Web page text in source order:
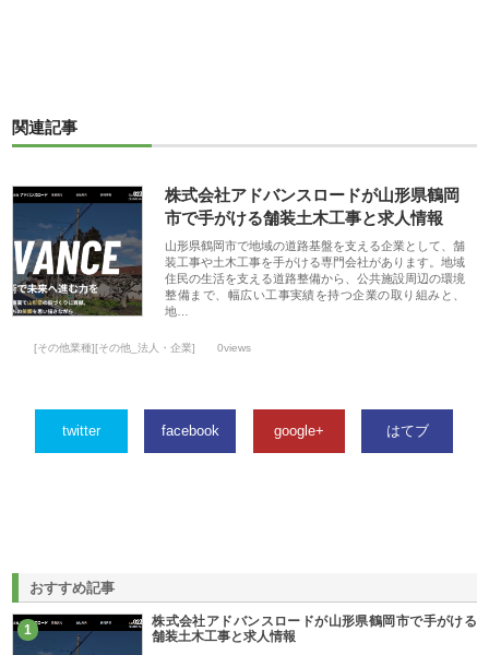
関連記事
株式会社アドバンスロードが山形県鶴岡
市で手がける舗装土木工事と求人情報
山形県鶴岡市で地域の道路基盤を支える企業として、舗
装工事や土木工事を手がける専門会社があります。地域
住民の生活を支える道路整備から、公共施設周辺の環境
整備まで、幅広い工事実績を持つ企業の取り組みと、
地…
[その他業種][その他_法人・企業] 0views
twitter facebook google+ はてブ
おすすめ記事
1
株式会社アドバンスロードが山形県鶴岡市で手がける
舗装土木工事と求人情報